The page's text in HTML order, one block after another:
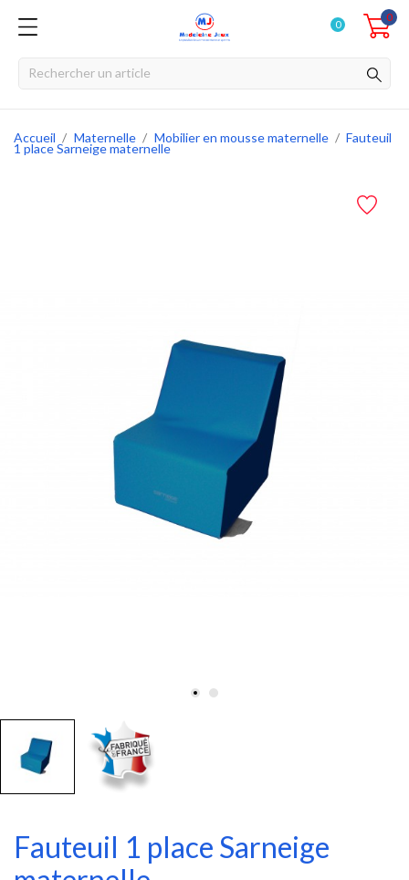
0
0
Accueil Maternelle Mobilier en mousse maternelle Fauteuil
1 place Sarneige maternelle
Fauteuil 1 place Sarneige